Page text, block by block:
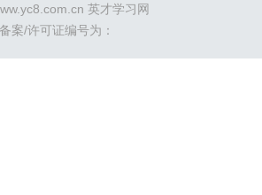
英才学习网
备案/许可证编号为：